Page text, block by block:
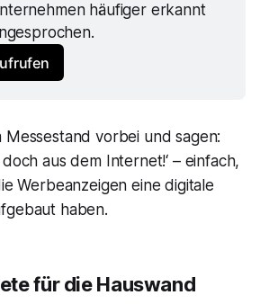
häufiger erkannt
Messestand vorbei und sagen:
aus dem Internet!‘ – einfach,
Werbeanzeigen eine digitale
haben.
für die Hauswand